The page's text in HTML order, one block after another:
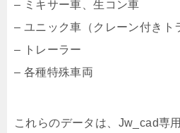
– ミキサー車、生コン車
– ユニック車（クレーン付きト
– トレーラー
– 各種特殊車両
これらのデータは、Jw_cad専